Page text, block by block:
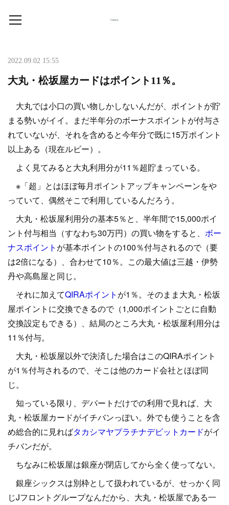
2022.09.02 15:55
大丸・松坂屋カードはポイント11％。
大丸では小口の買い物しかしないんだが、ポイントが貯
まる勢いがイイ。まだ半年分のボーナスポイントが付与さ
れていないが、それを含めると今年分で既に15万ポイント
以上ある（現在ルビー）。
よく見てみると大丸利用分が11％超貯まっている。
※「超」とはほぼ毎月ポイントアップキャンペーンをや
っていて、偶然そこで利用しているんだろう。
大丸・松坂屋利用分の基本5％と、半年間で15,000ポイ
ント付与相当（すなわち30万円）の買い物をすると、 ボー
ナスポイント が基本ポイントの100％付与されるので（要
は2倍になる）、合わせて10％。この最大値は三越・伊勢
丹や高島屋と同じ。
それに加えてQIRAポイント が1％。そのまま大丸・松坂
屋ポイントに交換できるので（1,000ポイントごとに自動
交換設定もできる）、結局のところ大丸・松坂屋利用分は
11％付与。
大丸・松坂屋以外で決済した場合はこのQIRAポイント
が1％付与されるので、そこは他のカード会社とほぼ同
じ。
知っている限り、デパートだけでの利用で見れば、大
丸・松坂屋カードがイチバンっぽい。外でも使うことを含
め総合的に見ればタカシマヤプラチナデビットカードがイ
チバンだが。
ちなみに松坂屋は銀座が閉店してから全く使ってない。
銀座シックスは別枠として扱われているが、せっかく同
じJフロントグループなんだから、大丸・松坂屋である一